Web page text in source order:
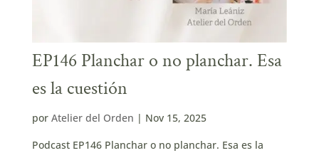
EP146 Planchar o no planchar. Esa
es la cuestión
por Atelier del Orden | Nov 15, 2025
Podcast EP146 Planchar o no planchar. Esa es la